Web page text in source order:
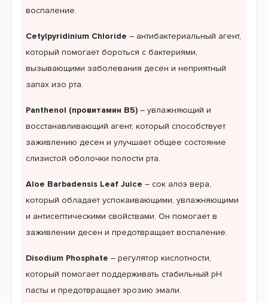
воспаление.
Cetylpyridinium Chloride – антибактериальный агент,
который помогает бороться с бактериями,
вызывающими заболевания десен и неприятный
запах изо рта.
Panthenol (провитамин B5) – увлажняющий и
восстанавливающий агент, который способствует
заживлению десен и улучшает общее состояние
слизистой оболочки полости рта.
Aloe Barbadensis Leaf Juice – сок алоэ вера,
который обладает успокаивающими, увлажняющими
и антисептическими свойствами. Он помогает в
заживлении десен и предотвращает воспаление.
Disodium Phosphate – регулятор кислотности,
который помогает поддерживать стабильный pH
пасты и предотвращает эрозию эмали.